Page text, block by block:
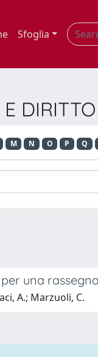
Sfoglia
DIRITTO
M N O P Q
una
A.; Marzuoli, C.